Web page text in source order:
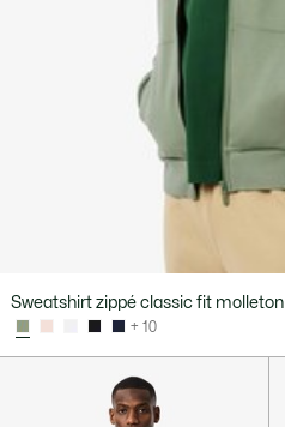
Sweatshirt zippé classic fit molleton
+ 10